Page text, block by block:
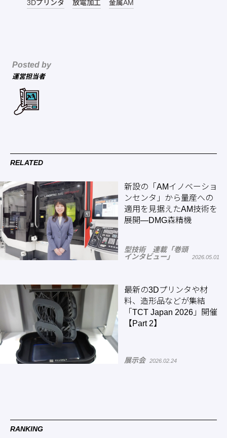
3Dプリンタ 放電加工 金属AM
Posted by
運営担当者
RELATED
新設の「AMイノベーショ
ンセンタ」から量産への
適用を見据えたAM技術を
展開―DMG森精機
型技術 連載「巻頭
インタビュー」
2026.05.01
最新の3Dプリンタや材
料、造形品などが集結
「TCT Japan 2026」開催
【Part 2】
展示会 2026.02.24
RANKING